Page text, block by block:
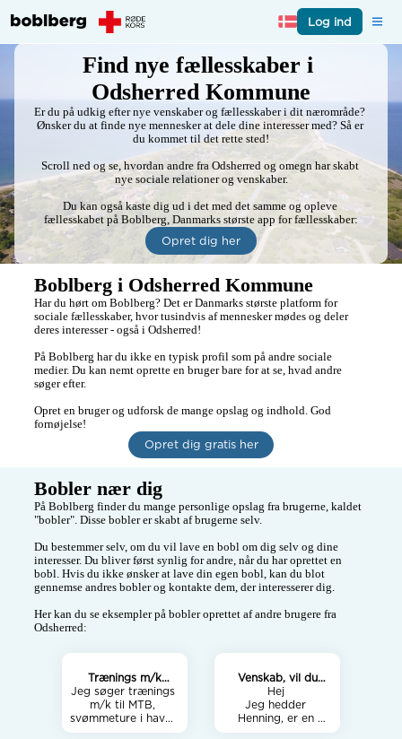
Log ind
Find nye fællesskaber i
Odsherred Kommune
Er du på udkig efter nye venskaber og fællesskaber i dit nærområde?
Ønsker du at finde nye mennesker at dele dine interesser med? Så er
du kommet til det rette sted!
Scroll ned og se, hvordan andre fra Odsherred og omegn har skabt
nye sociale relationer og venskaber.
Du kan også kaste dig ud i det med det samme og opleve
fællesskabet på Boblberg, Danmarks største app for fællesskaber:
Opret dig her
Boblberg i Odsherred Kommune
Har du hørt om Boblberg? Det er Danmarks største platform for
sociale fællesskaber, hvor tusindvis af mennesker mødes og deler
deres interesser - også i Odsherred!
På Boblberg har du ikke en typisk profil som på andre sociale
medier. Du kan nemt oprette en bruger bare for at se, hvad andre
søger efter.
Opret en bruger og udforsk de mange opslag og indhold. God
fornøjelse!
Opret dig gratis her
Bobler nær dig
På Boblberg finder du mange personlige opslag fra brugerne, kaldet
"bobler". Disse bobler er skabt af brugerne selv.
Du bestemmer selv, om du vil lave en bobl om dig selv og dine
interesser. Du bliver først synlig for andre, når du har oprettet en
bobl. Hvis du ikke ønsker at lave din egen bobl, kan du blot
gennemse andres bobler og kontakte dem, der interesserer dig.
Her kan du se eksempler på bobler oprettet af andre brugere fra
Odsherred:
Trænings m/k
søges
Jeg søger trænings
m/k til MTB,
svømmeture i havet
inklusiv
Venskab, vil du
med….
Hej
Jeg hedder
Henning, er en
voksen fyr fra